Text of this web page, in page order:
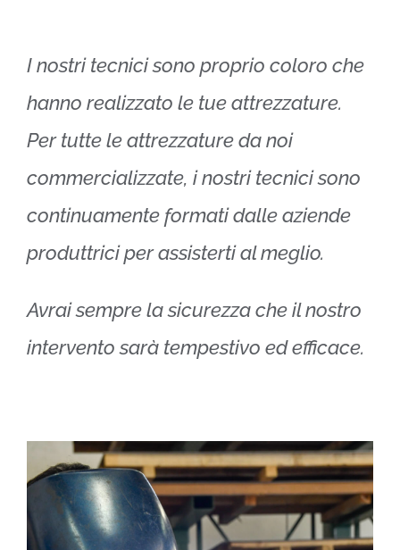
I nostri tecnici sono proprio coloro che
hanno realizzato le tue attrezzature.
Per tutte le attrezzature da noi
commercializzate, i nostri tecnici sono
continuamente formati dalle aziende
produttrici per assisterti al meglio.
Avrai sempre la sicurezza che il nostro
intervento sarà tempestivo ed efficace.